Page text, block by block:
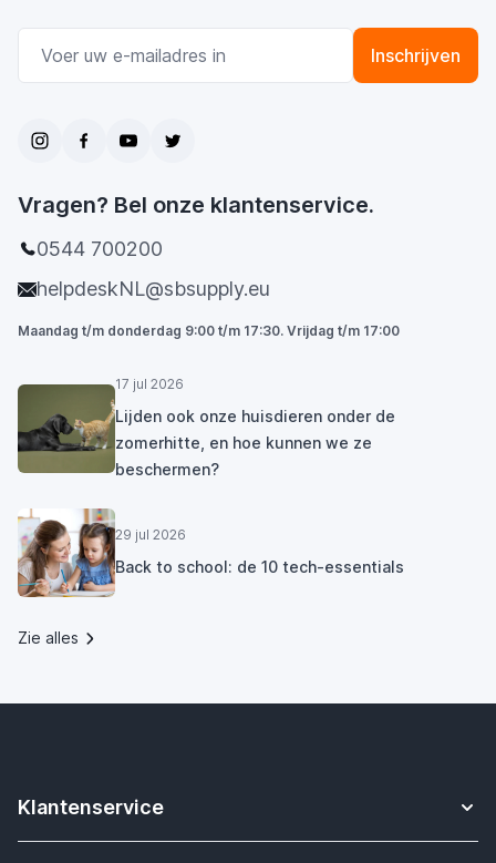
Inschrijven
Vragen? Bel onze klantenservice.
0544 700200
helpdeskNL@sbsupply.eu
Maandag t/m donderdag 9:00 t/m 17:30. Vrijdag t/m 17:00
17 jul 2026
Lijden ook onze huisdieren onder de
zomerhitte, en hoe kunnen we ze
beschermen?
29 jul 2026
Back to school: de 10 tech-essentials
Zie alles
Klantenservice